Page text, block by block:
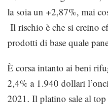
la soia un +2,87%, mai
Il rischio è che si creino
prodotti di base quale
È corsa intanto ai beni
2,4% a 1.940 dollari
2021. Il platino sale al